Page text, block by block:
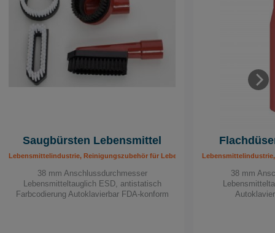
Saugbürsten Lebensmittel
Lebensmittelindustrie, Reinigungszubehör für Lebensmittel
38 mm Anschlussdurchmesser
Lebensmitteltauglich ESD, antistatisch
Farbcodierung Autoklavierbar FDA-konform
38 mm